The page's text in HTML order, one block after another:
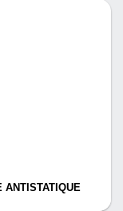
ANTISTATIQUE